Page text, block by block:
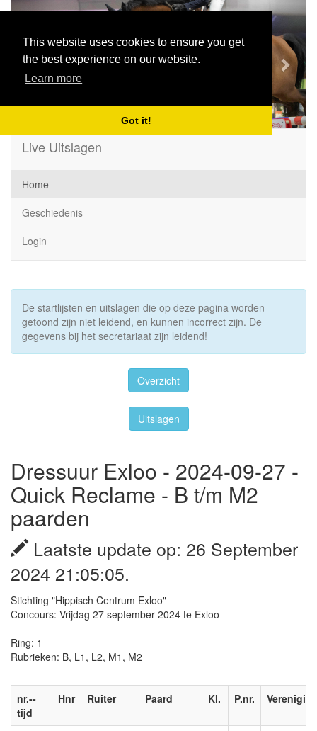
This website uses cookies to ensure you get
the best experience on our website.
Learn more
Got it!
Previous Next
Live Uitslagen
Home
Geschiedenis
Login
De startlijsten en uitslagen die op deze pagina worden
getoond zijn niet leidend, en kunnen incorrect zijn. De
gegevens bij het secretariaat zijn leidend!
Overzicht
Uitslagen
Dressuur Exloo - 2024-09-27 -
Quick Reclame - B t/m M2
paarden
Laatste update op: 26 September
2024 21:05:05.
Stichting "Hippisch Centrum Exloo"
Concours: Vrijdag 27 september 2024 te Exloo
Ring: 1
Rubrieken: B, L1, L2, M1, M2
nr.--
tijd
Hnr Ruiter Paard Kl. P.nr.